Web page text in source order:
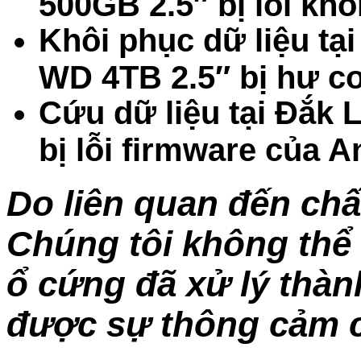
Khôi phục dữ liệu
WD 4TB 2.5″ bị hư
Cứu dữ liệu tại Đắk
bị lỗi firmware của
Do liên quan đến
Chúng tôi không
ổ cứng đã xử lý
được sự thông cảm